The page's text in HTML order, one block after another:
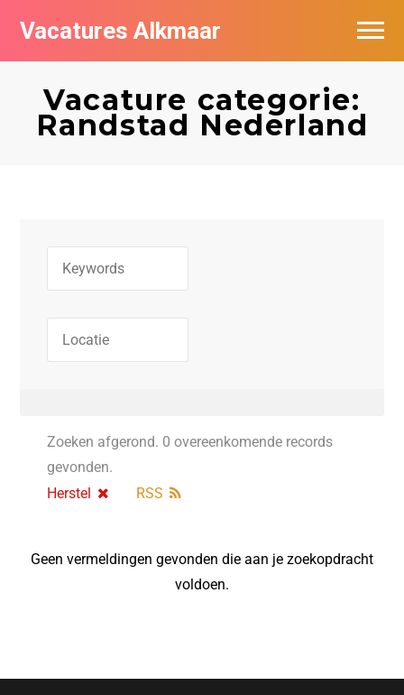
Vacatures Alkmaar
Vacature categorie:
Randstad Nederland
Zoeken afgerond. 0 overeenkomende records
gevonden.
Herstel
RSS
Geen vermeldingen gevonden die aan je zoekopdracht
voldoen.
Vacatures per bedrijf
Nieuwsbrief feed